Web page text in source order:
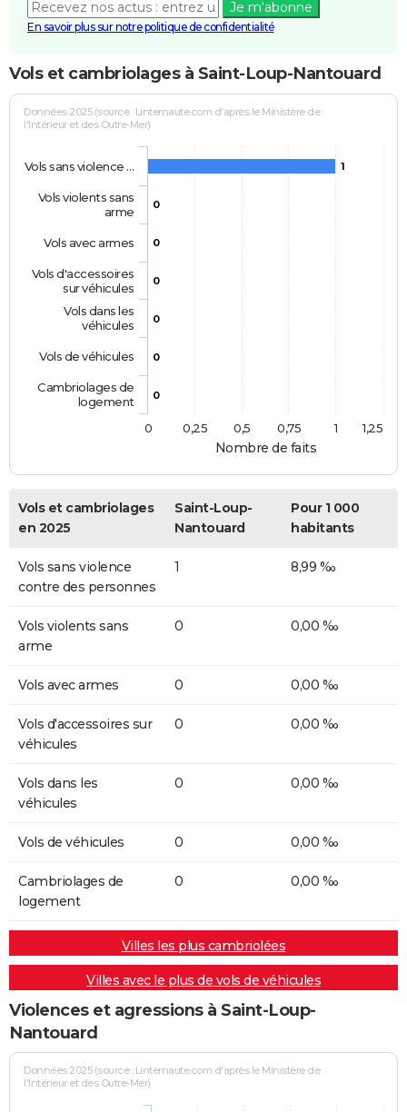
Je m'abonne
En savoir plus sur notre politique de confidentialité
Vols et cambriolages à Saint-Loup-Nantouard
Nombre de faits
Données 2025 (source : Linternaute.com d'après le Ministère de
l'Intérieur et des Outre-Mer)
1
0
0
0
0
0
0
Vols sans violence …
Vols violents sans
arme
Vols avec armes
Vols d'accessoires
sur véhicules
Vols dans les
véhicules
Vols de véhicules
Cambriolages de
logement
0
1
0,25 0,5 0,75 1,25
Vols et cambriolages
en 2025
Saint-Loup-
Nantouard
Pour 1 000
habitants
Vols sans violence
contre des personnes
1 8,99 ‰
Vols violents sans
arme
0 0,00 ‰
Vols avec armes 0 0,00 ‰
Vols d'accessoires sur
véhicules
0 0,00 ‰
Vols dans les
véhicules
0 0,00 ‰
Vols de véhicules 0 0,00 ‰
Cambriolages de
logement
0 0,00 ‰
Villes les plus cambriolées
Villes avec le plus de vols de véhicules
Violences et agressions à Saint-Loup-
Nantouard
Données 2025 (source : Linternaute.com d'après le Ministère de
l'Intérieur et des Outre-Mer)